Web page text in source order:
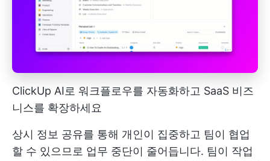
ClickUp AI로 워크플로우를 자동화하고 SaaS 비즈
니스를 확장하세요
상시 정보 공유를 통해 개인이 집중하고 팀이 협업
할 수 있으므로 업무 중단이 줄어듭니다. 팀이 작업